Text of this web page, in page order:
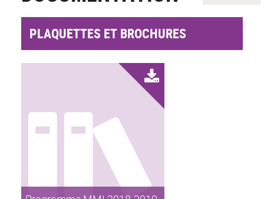
PLAQUETTES ET BROCHURES